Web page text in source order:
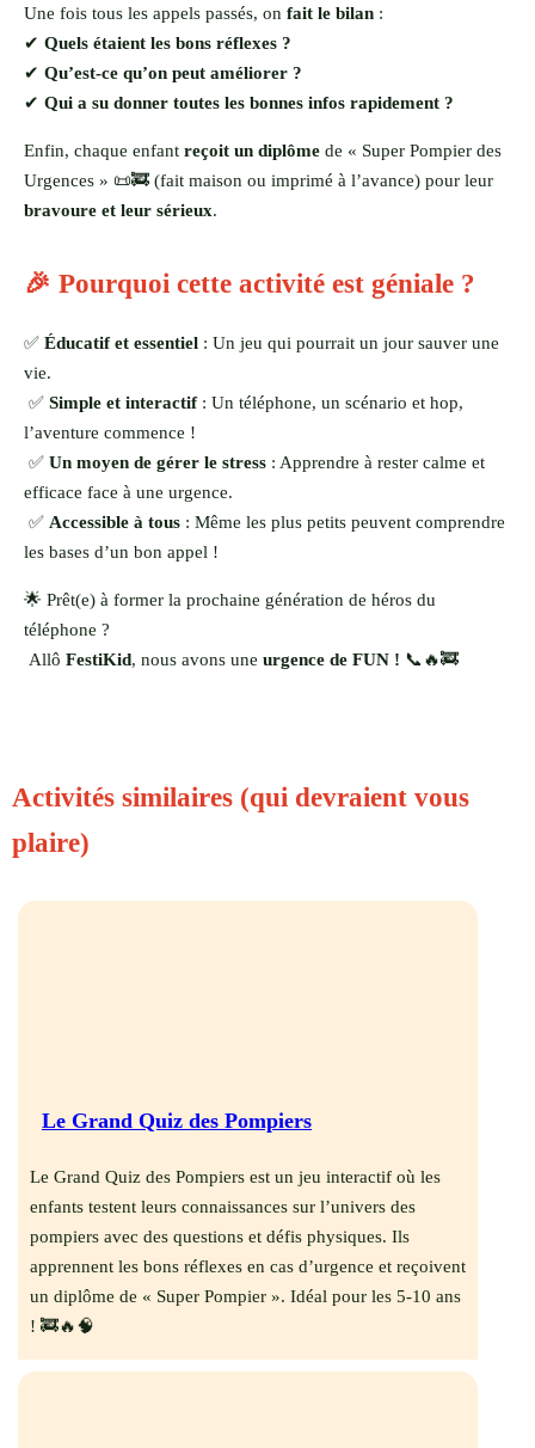
Une fois tous les appels passés, on fait le bilan :
✔ Quels étaient les bons réflexes ?
✔ Qu’est-ce qu’on peut améliorer ?
✔ Qui a su donner toutes les bonnes infos rapidement ?
Enfin, chaque enfant reçoit un diplôme de « Super Pompier des
Urgences » 📜🚒 (fait maison ou imprimé à l’avance) pour leur
bravoure et leur sérieux.
🎉 Pourquoi cette activité est géniale ?
✅ Éducatif et essentiel : Un jeu qui pourrait un jour sauver une
vie.
✅ Simple et interactif: Un téléphone, un scénario et hop,
l’aventure commence !
✅ Un moyen de gérer le stress : Apprendre à rester calme et
efficace face à une urgence.
✅ Accessible à tous : Même les plus petits peuvent comprendre
les bases d’un bon appel !
🌟 Prêt(e) à former la prochaine génération de héros du
téléphone ?
Allô FestiKid, nous avons une urgence de FUN ! 📞🔥🚒
Activités similaires (qui devraient vous
plaire)
Le Grand Quiz des Pompiers
Le Grand Quiz des Pompiers est un jeu interactif où les
enfants testent leurs connaissances sur l’univers des
pompiers avec des questions et défis physiques. Ils
apprennent les bons réflexes en cas d’urgence et reçoivent
un diplôme de « Super Pompier ». Idéal pour les 5-10 ans
! 🚒🔥🧠